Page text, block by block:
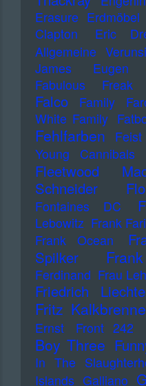
Erasure Erdmöbel
Clapton
Eric
Allgemeine
James
Eugen
Fabulous Freak
Falco Family
White Family
Fehlfarben Feist
Young Cannibals
Fleetwood
Schneider
Fontaines DC
Lebowitz Frank
Frank Ocean
Spilker
Ferdinand Frau
Friedrich
Fritz
Ernst
Front 242
Boy Three
In The
Islands Galliano